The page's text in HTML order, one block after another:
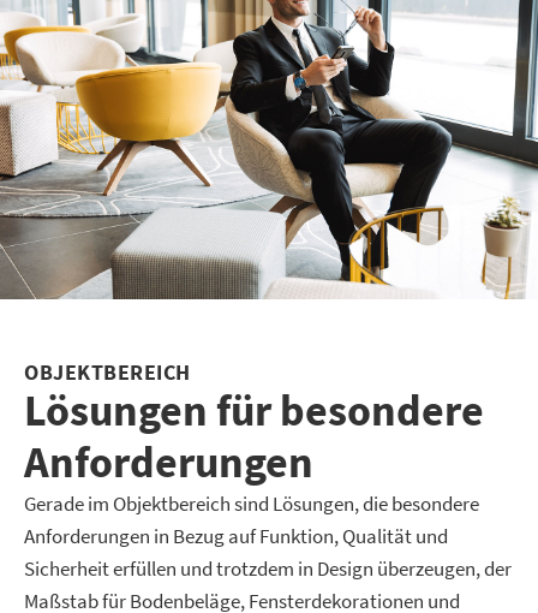
OBJEKTBEREICH
Lösungen für besondere
Anforderungen
Gerade im Objektbereich sind Lösungen, die besondere
Anforderungen in Bezug auf Funktion, Qualität und
Sicherheit erfüllen und trotzdem in Design überzeugen, der
Maßstab für Bodenbeläge, Fensterdekorationen und